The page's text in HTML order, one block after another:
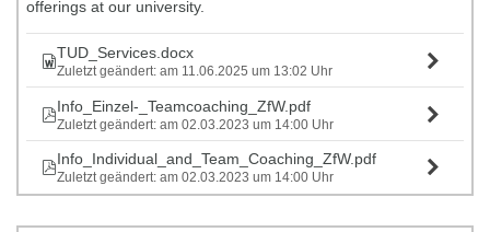
offerings at our university.
TUD_Services.docx
Zuletzt geändert: am 11.06.2025 um 13:02 Uhr
Info_Einzel-_Teamcoaching_ZfW.pdf
Zuletzt geändert: am 02.03.2023 um 14:00 Uhr
Info_Individual_and_Team_Coaching_ZfW.pdf
Zuletzt geändert: am 02.03.2023 um 14:00 Uhr